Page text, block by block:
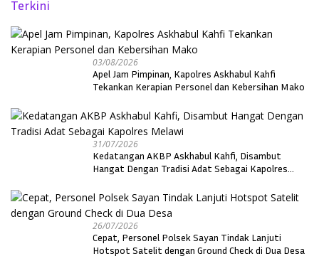
Terkini
03/08/2026
Apel Jam Pimpinan, Kapolres Askhabul Kahfi
Tekankan Kerapian Personel dan Kebersihan Mako
31/07/2026
Kedatangan AKBP Askhabul Kahfi, Disambut
Hangat Dengan Tradisi Adat Sebagai Kapolres
26/07/2026
Cepat, Personel Polsek Sayan Tindak Lanjuti
Hotspot Satelit dengan Ground Check di Dua Desa